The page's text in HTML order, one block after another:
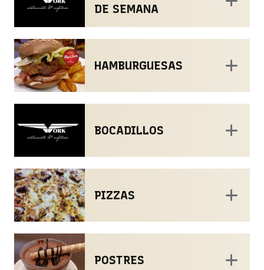
DE SEMANA
HAMBURGUESAS
BOCADILLOS
PIZZAS
POSTRES